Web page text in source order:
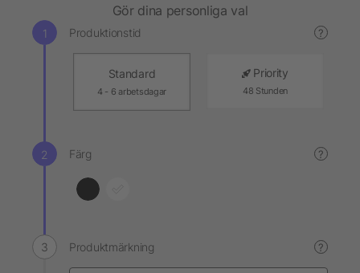
Gör dina personliga val
Produktionstid ?
Standard
4 - 6 arbetsdagar
Priority
48 Stunden
Färg ?
Produktmärkning ?